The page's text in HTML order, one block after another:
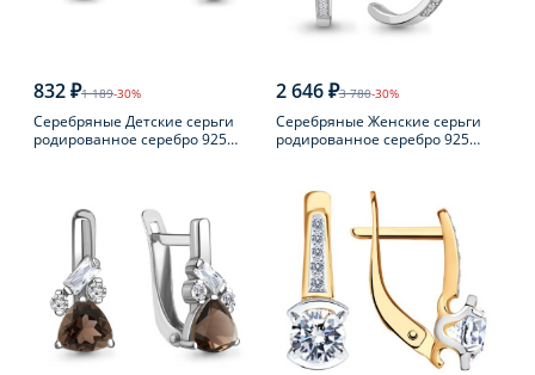
832 ₽1 189-30%
Серебряные Детские серьги
родированное серебро 925
2 646 ₽3 780-30%
Серебряные Женские серьги
родированное серебро 925